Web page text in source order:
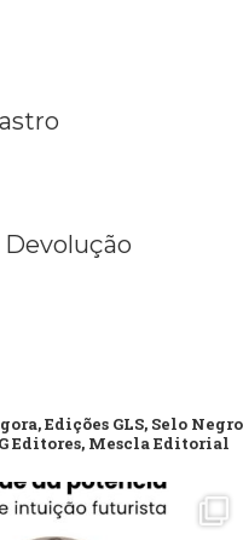
Edições GLS, Selo Negro
Editores, Mescla Editorial